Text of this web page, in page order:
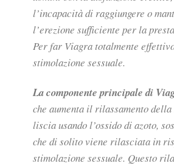
l’incapacità di raggiungere o
l’erezione sufficiente per la
Per far Viagra totalmente
stimolazione sessuale.
La componente principale di
che aumenta il rilassamento
liscia usando l’ossido di azoto,
che di solito viene rilasciata in
stimolazione sessuale. Questo